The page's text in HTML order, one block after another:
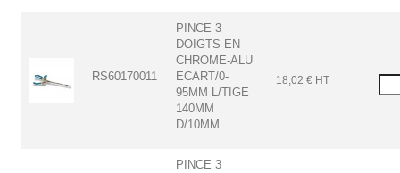
RS60170011
PINCE 3
DOIGTS EN
CHROME-ALU
ECART/0-
95MM L/TIGE
140MM
D/10MM
18,02 € HT
PINCE 3